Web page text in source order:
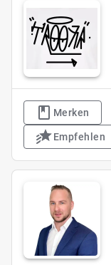
Merken
Empfehlen